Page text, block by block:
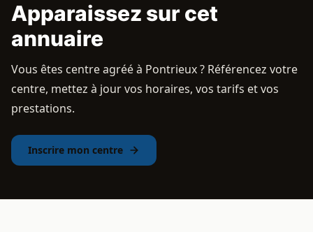
Apparaissez sur cet
annuaire
Vous êtes centre agréé à Pontrieux ? Référencez votre
centre, mettez à jour vos horaires, vos tarifs et vos
prestations.
Inscrire mon centre